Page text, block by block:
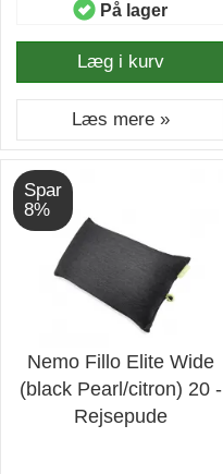
På lager
Læg i kurv
Læs mere »
Spar
8%
Nemo Fillo Elite Wide
(black Pearl/citron) 20 -
Rejsepude